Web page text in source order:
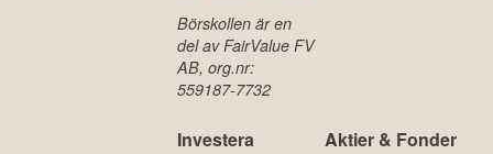
Börskollen är en
del av FairValue FV
AB, org.nr:
559187-7732
Investera Aktier & Fonder